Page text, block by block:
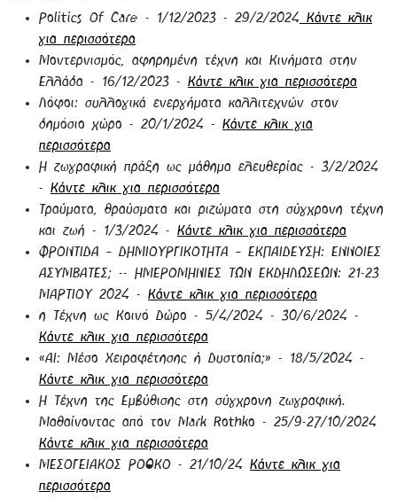
Politics Of Care - 1/12/2023 - 29/2/2024 Κάντε κλικ
για περισσότερα
Μοντερνισμός, αφηρημένη τέχνη και Κινήματα στην
Ελλάδα - 16/12/2023 - Κάντε κλικ για περισσότερα
Λόφοι: συλλογικά ενεργήματα καλλιτεχνών στον
δημόσιο χώρο - 20/1/2024 - Κάντε κλικ για
περισσότερα
Η ζωγραφική πράξη ως μάθημα ελευθερίας - 3/2/2024
- Κάντε κλικ για περισσότερα
Τραύματα, θραύσματα και ριζώματα στη σύγχρονη τέχνη
και ζωή - 1/3/2024 - Κάντε κλικ για περισσότερα
ΦΡΟΝΤΙΔΑ – ΔΗΜΙΟΥΡΓΙΚΟΤΗΤΑ – ΕΚΠΑΙΔΕΥΣΗ: ΕΝΝΟΙΕΣ
ΑΣΥΜΒΑΤΕΣ; -- ΗΜΕΡΟΜΗΝΙΕΣ ΤΩΝ ΕΚΔΗΛΩΣΕΩΝ: 21-23
ΜΑΡΤΙΟΥ 2024 - Κάντε κλικ για περισσότερα
η Τέχνη ως Κοινό Δώρο - 5/4/2024 - 30/6/2024 -
Κάντε κλικ για περισσότερα
«ΑΙ: Μέσο Χειραφέτησης ή Δυστοπία;» - 18/5/2024 -
Κάντε κλικ για περισσότερα
Η Τέχνη της Εμβύθισης στη σύγχρονη ζωγραφική.
Μαθαίνοντας από τον Mark Rothko - 25/9-27/10/2024
Κάντε κλικ για περισσότερα
ΜΕΣΟΓΕΙΑΚΟΣ ΡΟΘΚΟ - 21/10/24 Κάντε κλικ για
περισσότερα